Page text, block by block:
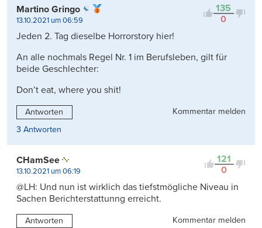
135
0
Martino Gringo
13.10.2021 um 06:59
Jeden 2. Tag dieselbe Horrorstory hier!
An alle nochmals Regel Nr. 1 im Berufsleben, gilt für
beide Geschlechter:
Don’t eat, where you shit!
Antworten
Kommentar melden
3 Antworten
121
0
CHamSee
13.10.2021 um 06:19
@LH: Und nun ist wirklich das tiefstmögliche Niveau in
Sachen Berichterstattunng erreicht.
Antworten
Kommentar melden